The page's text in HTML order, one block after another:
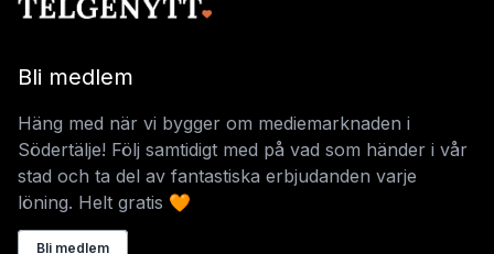
Bli medlem
Häng med när vi bygger om mediemarknaden i
Södertälje! Följ samtidigt med på vad som händer i vår
stad och ta del av fantastiska erbjudanden varje
löning. Helt gratis 🧡
Bli medlem